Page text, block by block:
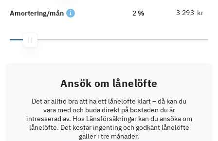
Amortering/mån 2 % kr
Ansök om lånelöfte
Det är alltid bra att ha ett lånelöfte klart – då kan du
vara med och buda direkt på bostaden du är
intresserad av. Hos Länsförsäkringar kan du ansöka om
lånelöfte. Det kostar ingenting och godkänt lånelöfte
gäller i tre månader.